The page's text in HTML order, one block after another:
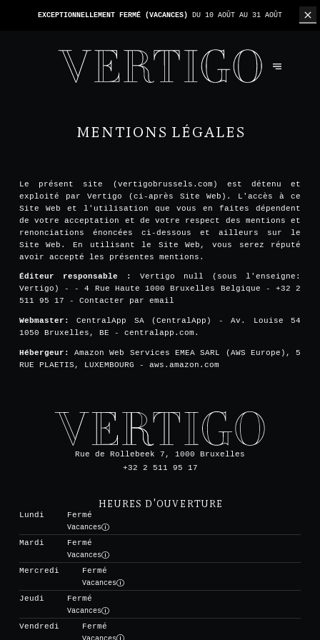
EXCEPTIONNELLEMENT FERMÉ (VACANCES) DU 10 AOÛT AU 31 AOÛT
MENTIONS LÉGALES
Le présent site (vertigobrussels.com) est détenu et
exploité par Vertigo (ci-après Site Web). L'accès à ce
Site Web et l'utilisation que vous en faites dépendent
de votre acceptation et de votre respect des mentions et
renonciations énoncées ci-dessous et ailleurs sur le
Site Web. En utilisant le Site Web, vous serez réputé
avoir accepté les présentes mentions.
Éditeur responsable :
Vertigo null (sous l'enseigne:
Vertigo) - - 4 Rue Haute 1000 Bruxelles Belgique - +32 2
511 95 17 - Contacter par email
Webmaster:CentralApp SA (CentralApp) - Av. Louise 54
1050 Bruxelles, BE - centralapp.com.
Hébergeur:Amazon Web Services EMEA SARL (AWS Europe), 5
RUE PLAETIS, LUXEMBOURG - aws.amazon.com
Rue de Rollebeek 7, 1000 Bruxelles
+32 2 511 95 17
HEURES D'OUVERTURE
Lundi
Fermé
Vacances
Mardi
Fermé
Vacances
Mercredi
Fermé
Vacances
Jeudi
Fermé
Vacances
Vendredi
Fermé